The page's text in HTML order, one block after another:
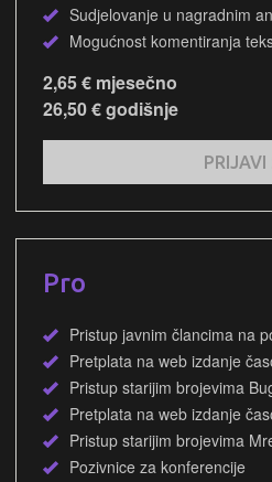
Sudjelovanje u nagradnim
Mogućnost komentiranja
2,65 € mjesečno
26,50 € godišnje
PRIJAVI
Pro
Pristup javnim člancima na
Pretplata na web izdanje
Pristup starijim brojevima
Pretplata na web izdanje
Pristup starijim brojevima
Pozivnice za konferencije